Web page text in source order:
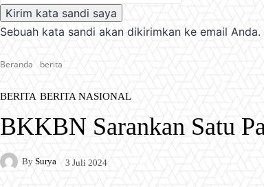
Sebuah kata sandi akan dikirimkan ke email Anda.
Beranda berita
BERITA BERITA NASIONAL
BKKBN Sarankan Satu
By Surya 3 Juli 2024